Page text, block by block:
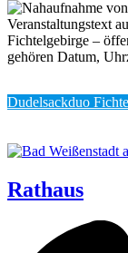
Dudel­sack­duo
Rathaus